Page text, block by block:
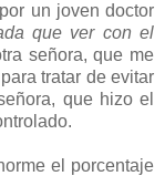
un joven doctor
que ver con el
señora, que me
tratar de evitar
que hizo el
el porcentaje